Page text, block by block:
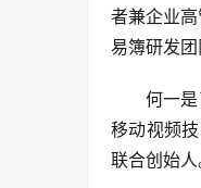
者兼企业
易簿研发
何一
移动视频
联合创始人